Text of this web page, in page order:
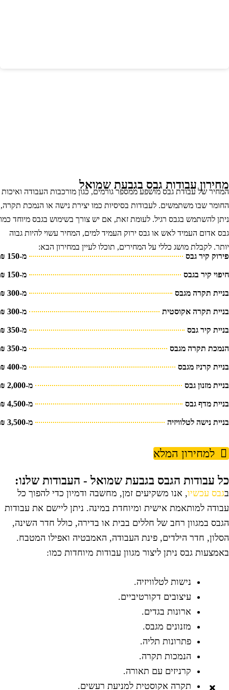
עבודות גבס בגבעת שמואל
של עבודת גבס מושפע ממספר גורמים, כגון מורכבות העבודה ואיכות
שבו משתמשים. לעבודות בסיסיות כמו יצירת נישה או הנמכת תקרה,
להשתמש בגבס רגיל. לעומת זאת, אם יש צורך בשימוש בגבס מיוחד כמו
אדום העמיד לאש או גבס ירוק העמיד למים, המחיר עשוי להיות גבוה
לקבלת מושג כללי על המחירים, תוכלו לעיין במחירון הבא:
קיר גבס מ-150 ₪
קיר בגבס מ-150 ₪
תקרה מגבס מ-300 ₪
תקרה אקוסטית מ-300 ₪
קיר גבס מ-350 ₪
תקרה מגבס מ-350 ₪
קרניז מגבס מ-400 ₪
מזנון גבס מ-2,000 ₪
מדף גבס מ-4,500 ₪
נישה לטלוויזיה מ-3,500 ₪
למחירון המלא
עבודות הגבס בגבעת שמואל - העבודות שלנו:
גבס עכשיו, אנו משקיעים זמן, מחשבה ודמיון כדי להפוך כל
למותאמת אישית ומיוחדת במינה. ניתן ליישם את עבודות
במגוון רחב של חללים בבית או בדירה, כולל חדר השינה,
חדר הילדים, פינת העבודה, האמבטיה ואפילו המטבח.
גבס ניתן ליצור מגוון עבודות מיוחדות כמו:
נישות לטלוויזיה.
עיצובים דקורטיביים.
ארונות בגדים.
מזנונים מגבס.
פתרונות תליה.
הנמכות תקרה.
קרניזים עם תאורה.
תקרה אקוסטית למניעת רעשים.